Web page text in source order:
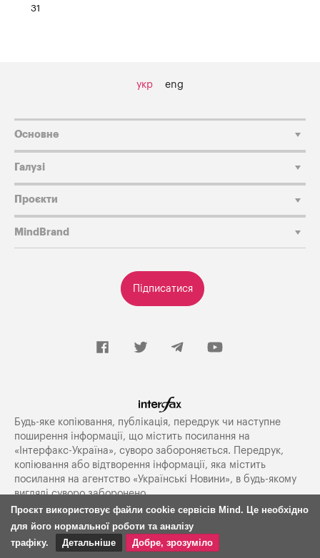
31
укр eng
Підписатися
Основне
Галузі
Проєкти
MindBrand
Будь-яке копiювання, публiкацiя, передрук чи наступне
поширення iнформацiї, що мiстить посилання на
«Iнтерфакс-Україна», суворо забороняється. Передрук,
копіювання або відтворення інформації, яка містить
посилання на агентство «Українські Новини», в будь-якому
вигляді суворо заборонено.
Використання матеріалів Mind лише за умови посилання
(для інтернет-видань — гіперпосилання) на
Проєкт використовує файли cookie сервісів Mind. Це необхідно
для його нормальної роботи та аналізу
трафіку.
Детальніше Добре, зрозуміло